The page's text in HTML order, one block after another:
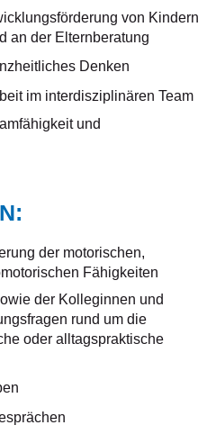
von Kindern
an der Elternberatung
Denken
im interdisziplinären Team
und
der motorischen,
Fähigkeiten
der Kolleginnen und
rund um die
oder alltagspraktische